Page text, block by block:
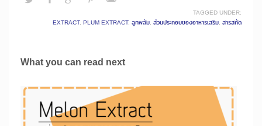
TAGGED UNDER:
EXTRACT, PLUM EXTRACT, ลูกพลัม, ส่วนประกอบของอาหารเสริม, สารสกัด
What you can read next